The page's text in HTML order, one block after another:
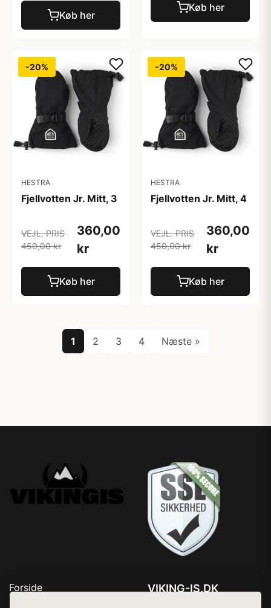
Køb her
Køb her
-20%
HESTRA
Fjellvotten Jr. Mitt, 3
VEJL. PRIS
450,00 kr
360,00
kr
Køb her
-20%
HESTRA
Fjellvotten Jr. Mitt, 4
VEJL. PRIS
450,00 kr
360,00
kr
Køb her
1 2 3 4 Næste »
Forside
VIKING-IS.DK